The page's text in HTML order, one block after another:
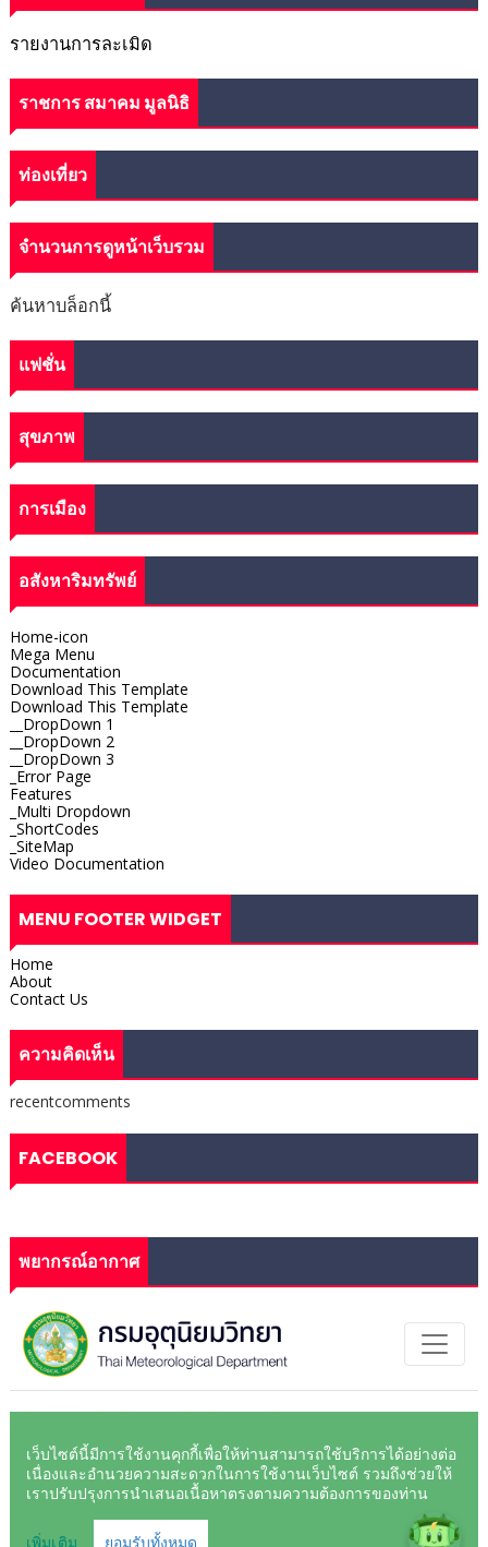
รายงานการละเมิด
ราชการ สมาคม มูลนิธิ
ท่องเที่ยว
จำนวนการดูหน้าเว็บรวม
ค้นหาบล็อกนี้
แฟชั่น
สุขภาพ
การเมือง
อสังหาริมทรัพย์
Home-icon
Mega Menu
Documentation
Download This Template
Download This Template
__DropDown 1
__DropDown 2
__DropDown 3
_Error Page
Features
_Multi Dropdown
_ShortCodes
_SiteMap
Video Documentation
MENU FOOTER WIDGET
Home
About
Contact Us
ความคิดเห็น
recentcomments
FACEBOOK
พยากรณ์อากาศ